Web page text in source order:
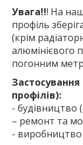
Увага!!! На
профіль
(крім
алюмінієвого
погонним
профілів):
- будівництво
– ремонт та
- виробництво